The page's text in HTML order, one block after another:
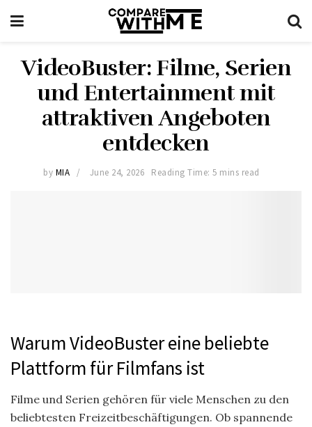
VideoBuster: Filme, Serien
und Entertainment mit
attraktiven Angeboten
entdecken
by MIA June 24, 2026 Reading Time: 5 mins read
Warum VideoBuster eine beliebte
Plattform für Filmfans ist
Filme und Serien gehören für viele Menschen zu den
beliebtesten Freizeitbeschäftigungen. Ob spannende